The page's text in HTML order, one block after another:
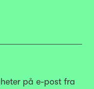
på e-post fra